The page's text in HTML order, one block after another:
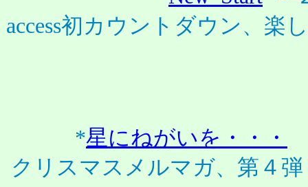
access初カウントダウン、楽
*星にねがいを・・・
クリスマスメルマガ、第４